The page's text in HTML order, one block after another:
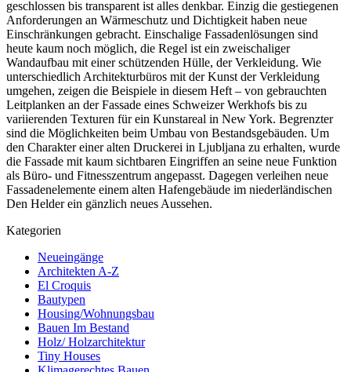
geschlossen bis transparent ist alles denkbar. Einzig die gestiegenen
Anforderungen an Wärmeschutz und Dichtigkeit haben neue
Einschränkungen gebracht. Einschalige Fassadenlösungen sind
heute kaum noch möglich, die Regel ist ein zweischaliger
Wandaufbau mit einer schützenden Hülle, der Verkleidung. Wie
unterschiedlich Architekturbüros mit der Kunst der Verkleidung
umgehen, zeigen die Beispiele in diesem Heft – von gebrauchten
Leitplanken an der Fassade eines Schweizer Werkhofs bis zu
variierenden Texturen für ein Kunstareal in New York. Begrenzter
sind die Möglichkeiten beim Umbau von Bestandsgebäuden. Um
den Charakter einer alten Druckerei in Ljubljana zu erhalten, wurde
die Fassade mit kaum sichtbaren Eingriffen an seine neue Funktion
als Büro- und Fitnesszentrum angepasst. Dagegen verleihen neue
Fassadenelemente einem alten Hafengebäude im niederländischen
Den Helder ein gänzlich neues Aussehen.
Kategorien
Neueingänge
Architekten A-Z
El Croquis
Bautypen
Housing/Wohnungsbau
Bauen Im Bestand
Holz/ Holzarchitektur
Tiny Houses